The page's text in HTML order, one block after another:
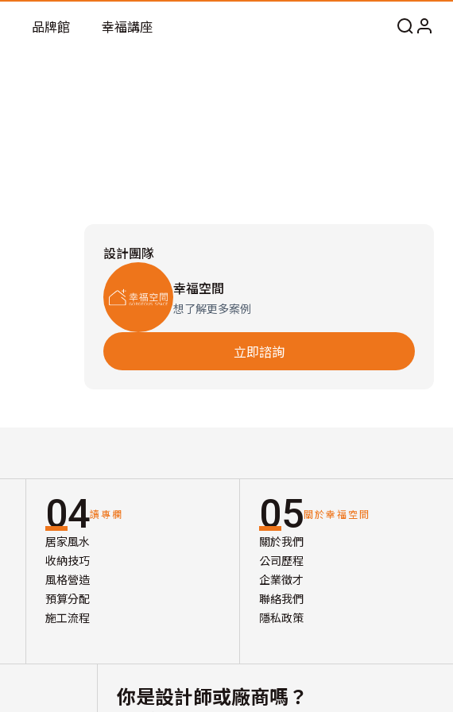
品牌館 幸福講座
設計團隊
幸福空間
想了解更多案例
立即諮詢
04讀專欄
居家風水
收納技巧
風格營造
預算分配
施工流程
05關於幸福空間
關於我們
公司歷程
企業徵才
聯絡我們
隱私政策
你是設計師或廠商嗎？